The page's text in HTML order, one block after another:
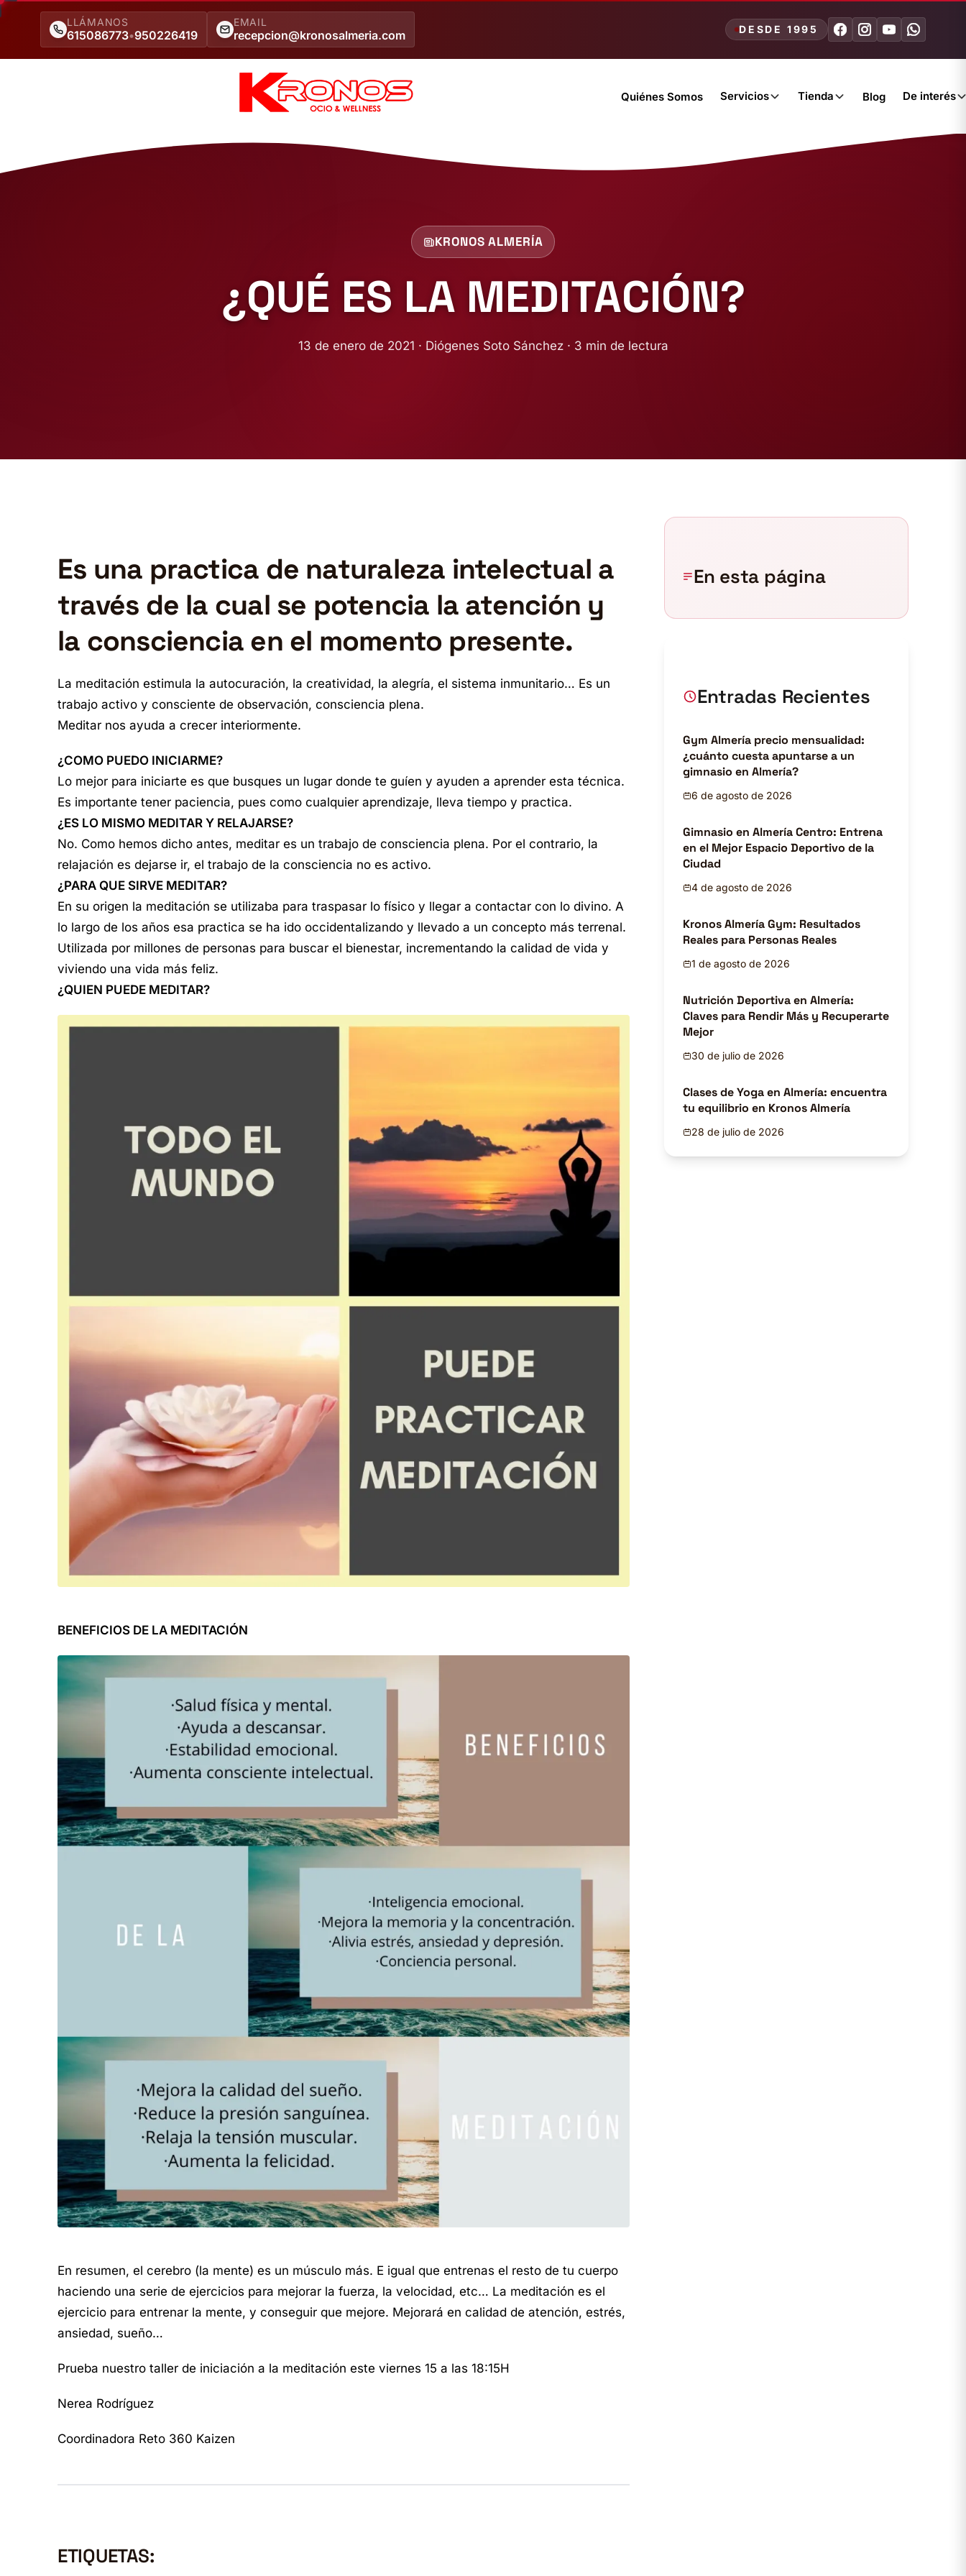
LLÁMANOS
615086773•950226419
EMAIL
recepcion@kronosalmeria.com DESDE 1995
Quiénes Somos Servicios Tienda Blog De interés
KRONOS ALMERÍA
¿QUÉ ES LA MEDITACIÓN?
13 de enero de 2021 · Diógenes Soto Sánchez · 3 min de lectura
Es una practica de naturaleza intelectual a
través de la cual se potencia la atención y
la consciencia en el momento presente.
La meditación estimula la autocuración, la creatividad, la alegría, el sistema inmunitario… Es un
trabajo activo y consciente de observación, consciencia plena.
Meditar nos ayuda a crecer interiormente.
¿COMO PUEDO INICIARME?
Lo mejor para iniciarte es que busques un lugar donde te guíen y ayuden a aprender esta técnica.
Es importante tener paciencia, pues como cualquier aprendizaje, lleva tiempo y practica.
¿ES LO MISMO MEDITAR Y RELAJARSE?
No. Como hemos dicho antes, meditar es un trabajo de consciencia plena. Por el contrario, la
relajación es dejarse ir, el trabajo de la consciencia no es activo.
¿PARA QUE SIRVE MEDITAR?
En su origen la meditación se utilizaba para traspasar lo físico y llegar a contactar con lo divino. A
lo largo de los años esa practica se ha ido occidentalizando y llevado a un concepto más terrenal.
Utilizada por millones de personas para buscar el bienestar, incrementando la calidad de vida y
viviendo una vida más feliz.
¿QUIEN PUEDE MEDITAR?
BENEFICIOS DE LA MEDITACIÓN
En resumen, el cerebro (la mente) es un músculo más. E igual que entrenas el resto de tu cuerpo
haciendo una serie de ejercicios para mejorar la fuerza, la velocidad, etc… La meditación es el
ejercicio para entrenar la mente, y conseguir que mejore. Mejorará en calidad de atención, estrés,
ansiedad, sueño…
Prueba nuestro taller de iniciación a la meditación este viernes 15 a las 18:15H
Nerea Rodríguez
Coordinadora Reto 360 Kaizen
ETIQUETAS:
En esta página
Entradas Recientes
Gym Almería precio mensualidad:
¿cuánto cuesta apuntarse a un
gimnasio en Almería?
6 de agosto de 2026
Gimnasio en Almería Centro: Entrena
en el Mejor Espacio Deportivo de la
Ciudad
4 de agosto de 2026
Kronos Almería Gym: Resultados
Reales para Personas Reales
1 de agosto de 2026
Nutrición Deportiva en Almería:
Claves para Rendir Más y Recuperarte
Mejor
30 de julio de 2026
Clases de Yoga en Almería: encuentra
tu equilibrio en Kronos Almería
28 de julio de 2026